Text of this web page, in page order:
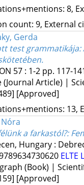
8,
count: 9, External
Gerda
test grammatikája:
57: 1-2 pp. 117-
(Journal Article) |
[Approved]
13,
a farkastól?:
Hungary :
ELTE
(Book) |
[Approved]